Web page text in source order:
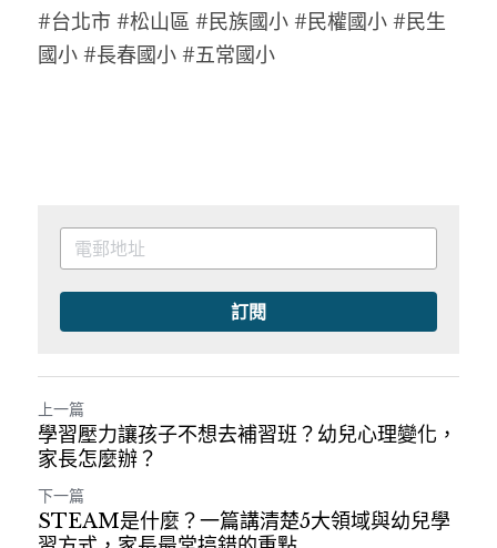
#台北市 #松山區 #民族國小 #民權國小 #民生
國小 #長春國小 #五常國小
訂閱
上一篇
學習壓力讓孩子不想去補習班？幼兒心理變化，
家長怎麼辦？
下一篇
STEAM是什麼？一篇講清楚5大領域與幼兒學